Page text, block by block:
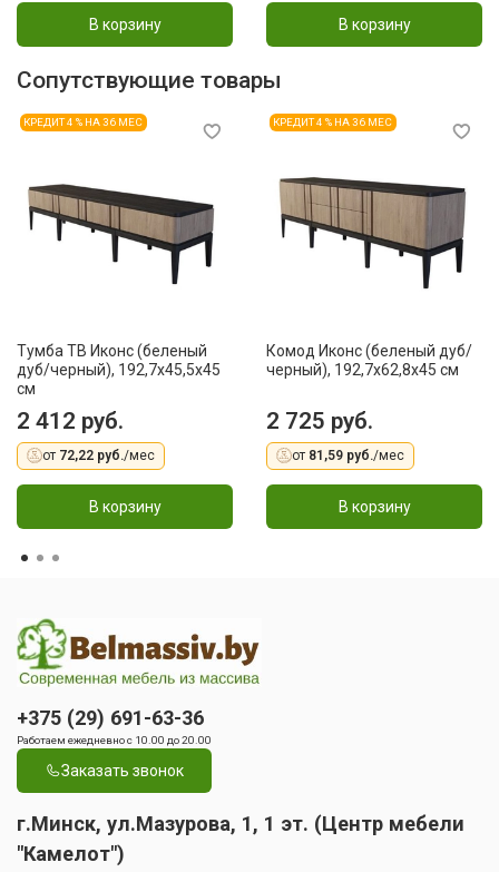
В корзину В корзину
Сопутствующие товары
КРЕДИТ 4 % НА 36 МЕС
Тумба ТВ Иконс (беленый
дуб/черный), 192,7x45,5x45
см
2 412 руб.
от 72,22 руб./мес
В корзину
КРЕДИТ 4 % НА 36 МЕС
Комод Иконс (беленый дуб/
черный), 192,7x62,8x45 см
2 725 руб.
от 81,59 руб./мес
В корзину
+375 (29) 691-63-36
Работаем ежедневно с 10.00 до 20.00
Заказать звонок
г.Минск, ул.Мазурова, 1, 1 эт. (Центр мебели
"Камелот")